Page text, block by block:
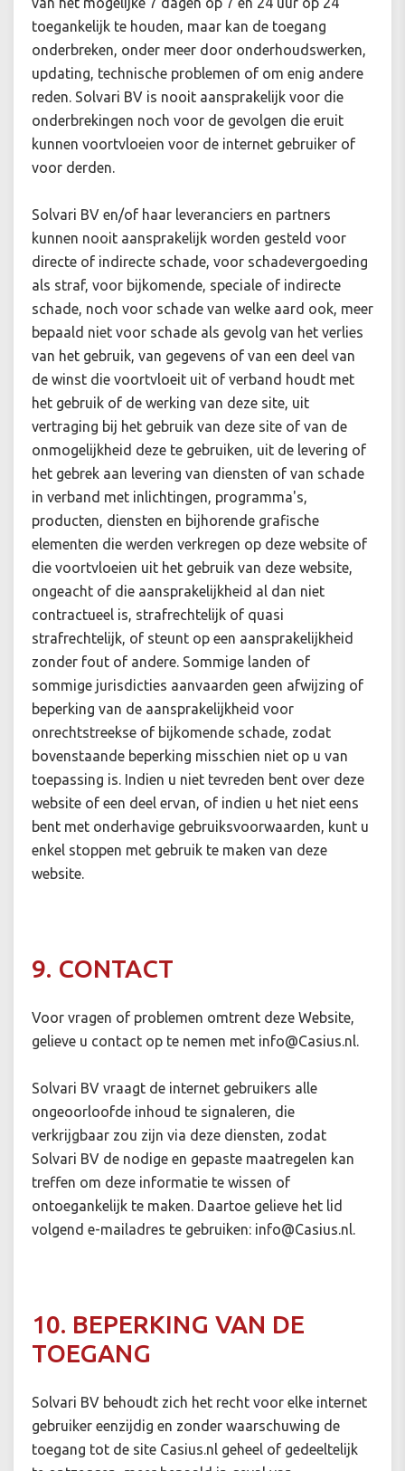
toegankelijk te houden, maar kan de toegang
onderbreken, onder meer door onderhoudswerken,
updating, technische problemen of om enig andere
reden. Solvari BV is nooit aansprakelijk voor die
onderbrekingen noch voor de gevolgen die eruit
kunnen voortvloeien voor de internet gebruiker of
voor derden.
Solvari BV en/of haar leveranciers en partners
kunnen nooit aansprakelijk worden gesteld voor
directe of indirecte schade, voor schadevergoeding
als straf, voor bijkomende, speciale of indirecte
schade, noch voor schade van welke aard ook, meer
bepaald niet voor schade als gevolg van het verlies
van het gebruik, van gegevens of van een deel van
de winst die voortvloeit uit of verband houdt met
het gebruik of de werking van deze site, uit
vertraging bij het gebruik van deze site of van de
onmogelijkheid deze te gebruiken, uit de levering of
het gebrek aan levering van diensten of van schade
in verband met inlichtingen, programma's,
producten, diensten en bijhorende grafische
elementen die werden verkregen op deze website of
die voortvloeien uit het gebruik van deze website,
ongeacht of die aansprakelijkheid al dan niet
contractueel is, strafrechtelijk of quasi
strafrechtelijk, of steunt op een aansprakelijkheid
zonder fout of andere. Sommige landen of
sommige jurisdicties aanvaarden geen afwijzing of
beperking van de aansprakelijkheid voor
onrechtstreekse of bijkomende schade, zodat
bovenstaande beperking misschien niet op u van
toepassing is. Indien u niet tevreden bent over deze
website of een deel ervan, of indien u het niet eens
bent met onderhavige gebruiksvoorwaarden, kunt u
enkel stoppen met gebruik te maken van deze
website.
9. CONTACT
Voor vragen of problemen omtrent deze Website,
gelieve u contact op te nemen met info@Casius.nl.
Solvari BV vraagt de internet gebruikers alle
ongeoorloofde inhoud te signaleren, die
verkrijgbaar zou zijn via deze diensten, zodat
Solvari BV de nodige en gepaste maatregelen kan
treffen om deze informatie te wissen of
ontoegankelijk te maken. Daartoe gelieve het lid
volgend e-mailadres te gebruiken: info@Casius.nl.
10. BEPERKING VAN DE
TOEGANG
Solvari BV behoudt zich het recht voor elke internet
gebruiker eenzijdig en zonder waarschuwing de
toegang tot de site Casius.nl geheel of gedeeltelijk